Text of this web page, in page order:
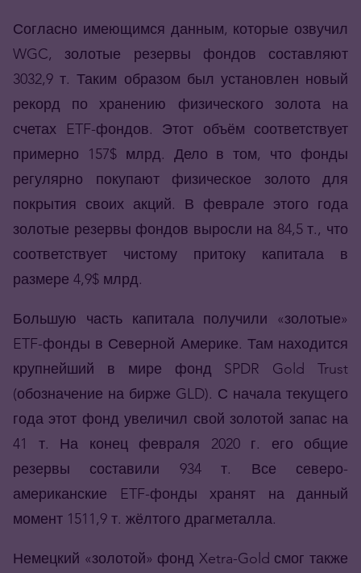
Согласно имеющимся данным, которые озвучил
WGC, золотые резервы фондов составляют
3032,9 т. Таким образом был установлен новый
рекорд по хранению физического золота на
счетах ETF-фондов. Этот объём соответствует
примерно 157$ млрд. Дело в том, что фонды
регулярно покупают физическое золото для
покрытия своих акций. В феврале этого года
золотые резервы фондов выросли на 84,5 т., что
соответствует чистому притоку капитала в
размере 4,9$ млрд.
Большую часть капитала получили «золотые»
ETF-фонды в Северной Америке. Там находится
крупнейший в мире фонд SPDR Gold Trust
(обозначение на бирже GLD). С начала текущего
года этот фонд увеличил свой золотой запас на
41 т. На конец февраля 2020 г. его общие
резервы составили 934 т. Все северо-
американские ETF-фонды хранят на данный
момент 1511,9 т. жёлтого драгметалла.
Немецкий «золотой» фонд Xetra-Gold смог также